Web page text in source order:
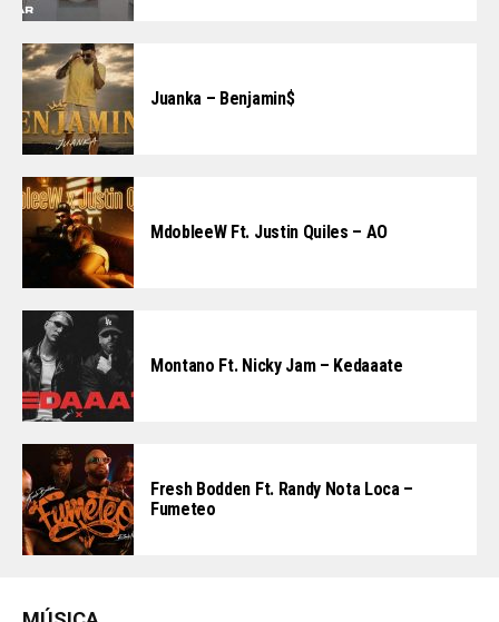
Juanka – Benjamin$
MdobleeW Ft. Justin Quiles – AO
Montano Ft. Nicky Jam – Kedaaate
Fresh Bodden Ft. Randy Nota Loca –
Fumeteo